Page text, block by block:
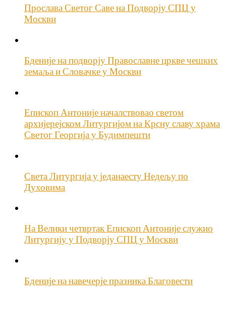
Прослава Светог Саве на Подворју СПЦ у
Москви
Бденије на подворју Православне цркве чешких
земаља и Словачке у Москви
Епископ Антоније началствовао светом
архијерејском Литургијом на Крсну славу храма
Светог Георгија у Будимпешти
Света Литургија у једанаесту Недељу по
Духовима
На Велики четвртак Епископ Антоније служио
Литургију у Подворју СПЦ у Москви
Бденије на навечерје празника Благовести